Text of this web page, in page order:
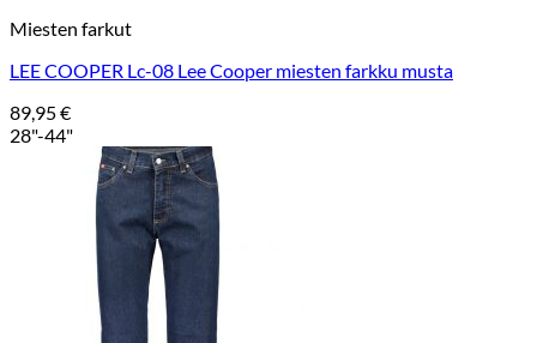
Miesten farkut
LEE COOPER Lc-08 Lee Cooper miesten farkku musta
89,95€
28"-44"